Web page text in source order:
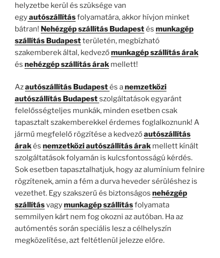
helyzetbe kerül és szüksége van
egyautószállításfolyamatára, akkor hívjon minket
bátran! Nehézgép szállítás Budapestés munkagép
szállítás Budapestterületén, megbízható
szakemberek által, kedvezőmunkagép szállítás árak
és nehézgép szállítás árak mellett!
Azautószállítás Budapestés anemzetközi
autószállítás Budapestszolgáltatások egyaránt
felelősségteljes munkák, minden esetben csak
tapasztalt szakemberekkel érdemes foglalkoznunk! A
jármű megfelelő rögzítése a kedvezőautószállítás
árakés nemzetközi autószállítás árak mellett kínált
szolgáltatások folyamán is kulcsfontosságú kérdés.
Sok esetben tapasztalhatjuk, hogy az alumínium felnire
rögzítenek, amin a fém a durva heveder sérüléshez is
vezethet. Egy szakszerű és biztonságos nehézgép
szállításvagymunkagép szállításfolyamata
semmilyen kárt nem fog okozni az autóban. Ha az
autómentés során speciális lesz a célhelyszín
megközelítése, azt feltétlenül jelezze előre.